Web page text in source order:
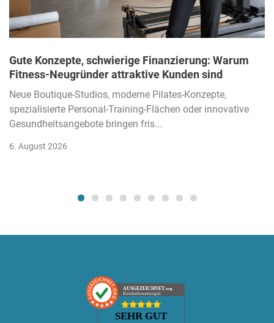
Gute Konzepte, schwierige Finanzierung: Warum
Fitness-Neugründer attraktive Kunden sind
Neue Boutique-Studios, moderne Pilates-Konzepte,
spezialisierte Personal-Training-Flächen oder innovative
Gesundheitsangebote bringen fris...
6. August 2026
AUSGEZEICHNET.org
Kundenbewertungen
SEHR GUT